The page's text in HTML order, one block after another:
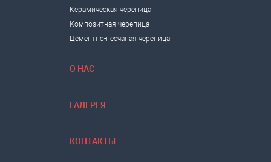
Керамическая черепица
Композитная черепица
Цементно-песчаная черепица
О НАС
ГАЛЕРЕЯ
КОНТАКТЫ